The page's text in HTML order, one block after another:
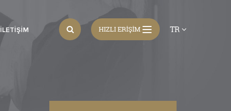
İLETIŞIM TR
HIZLI ERİŞİM